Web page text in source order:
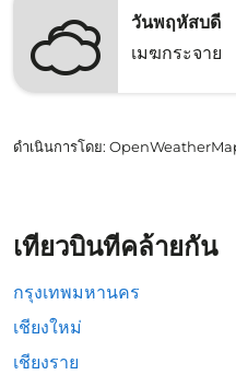
วันพฤหัสบดี
เมฆกระจาย
ดำเนินการโดย:
เที่ยวบินที่คล้ายกัน
กรุงเทพมหานคร
เชียงใหม่
เชียงราย